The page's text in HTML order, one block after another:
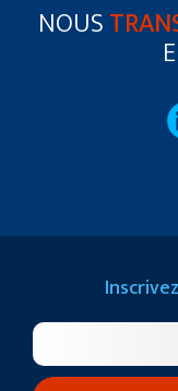
NOUS